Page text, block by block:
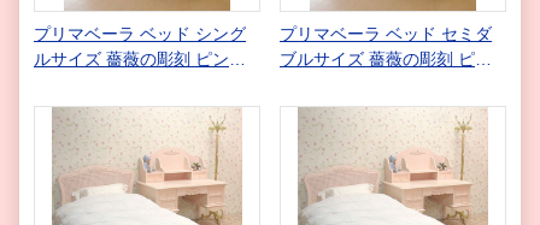
プリマベーラ ベッド シング
ルサイズ 薔薇の彫刻 ピンク
プリマベーラ ベッド セミダ
ブルサイズ 薔薇の彫刻 ピン